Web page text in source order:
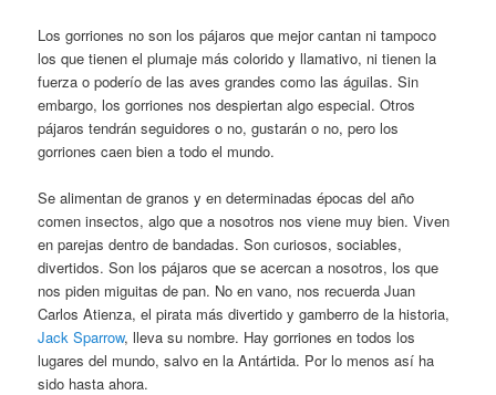
Los gorriones no son los pájaros que mejor cantan ni tampoco
los que tienen el plumaje más colorido y llamativo, ni tienen la
fuerza o poderío de las aves grandes como las águilas. Sin
embargo, los gorriones nos despiertan algo especial. Otros
pájaros tendrán seguidores o no, gustarán o no, pero los
gorriones caen bien a todo el mundo.
Se alimentan de granos y en determinadas épocas del año
comen insectos, algo que a nosotros nos viene muy bien. Viven
en parejas dentro de bandadas. Son curiosos, sociables,
divertidos. Son los pájaros que se acercan a nosotros, los que
nos piden miguitas de pan. No en vano, nos recuerda Juan
Carlos Atienza, el pirata más divertido y gamberro de la historia,
Jack Sparrow, lleva su nombre. Hay gorriones en todos los
lugares del mundo, salvo en la Antártida. Por lo menos así ha
sido hasta ahora.